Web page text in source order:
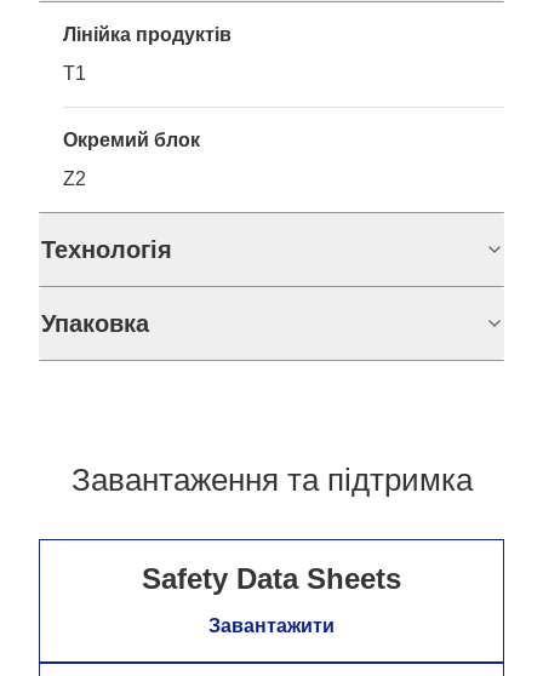
Лінійка продуктів
T1
Окремий блок
Z2
Технологія
Упаковка
Завантаження та підтримка
Safety Data Sheets
Завантажити